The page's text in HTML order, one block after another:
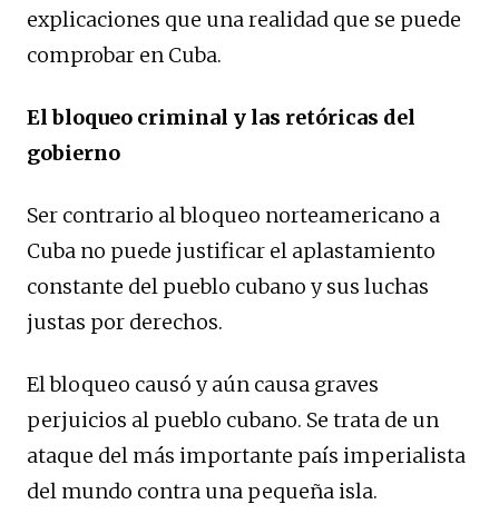
explicaciones que una realidad que se puede
comprobar en Cuba.
El bloqueo criminal y las retóricas del
gobierno
Ser contrario al bloqueo norteamericano a
Cuba no puede justificar el aplastamiento
constante del pueblo cubano y sus luchas
justas por derechos.
El bloqueo causó y aún causa graves
perjuicios al pueblo cubano. Se trata de un
ataque del más importante país imperialista
del mundo contra una pequeña isla.